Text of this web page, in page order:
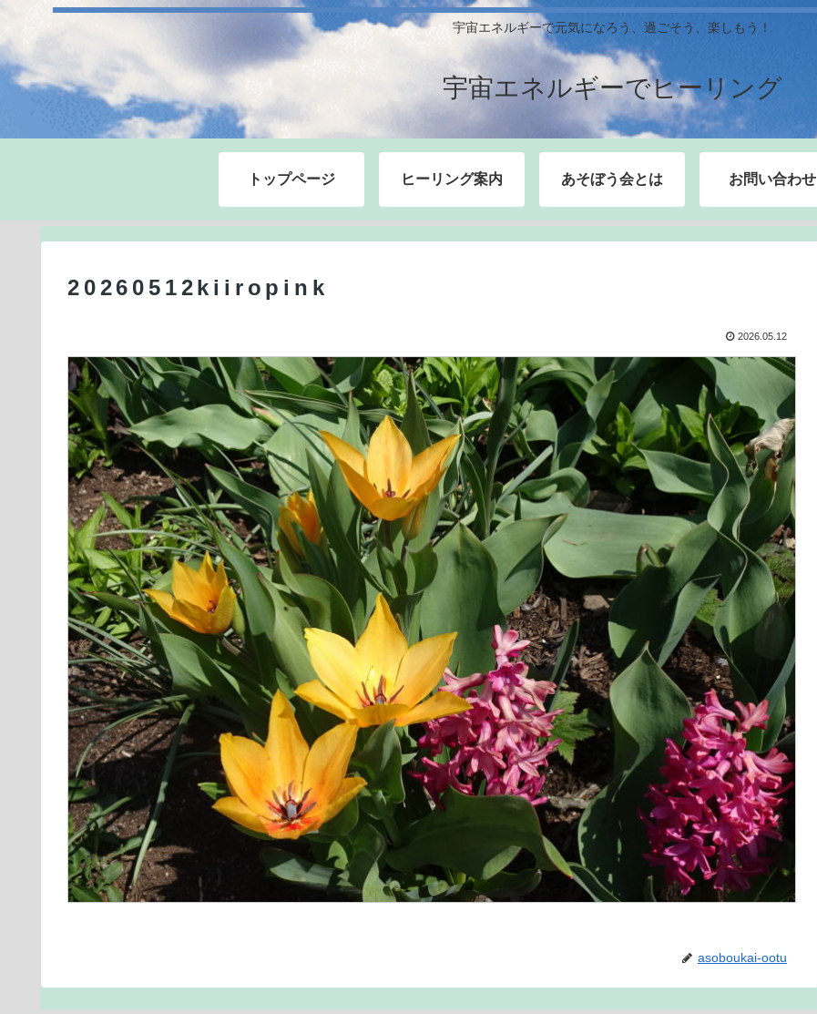
宇宙エネルギーで元気になろう、過ごそう、楽しもう！
宇宙エネルギーでヒーリング
トップページ ヒーリング案内 あそぼう会とは お問い合わせ
20260512kiiropink
2026.05.12
asoboukai-ootu